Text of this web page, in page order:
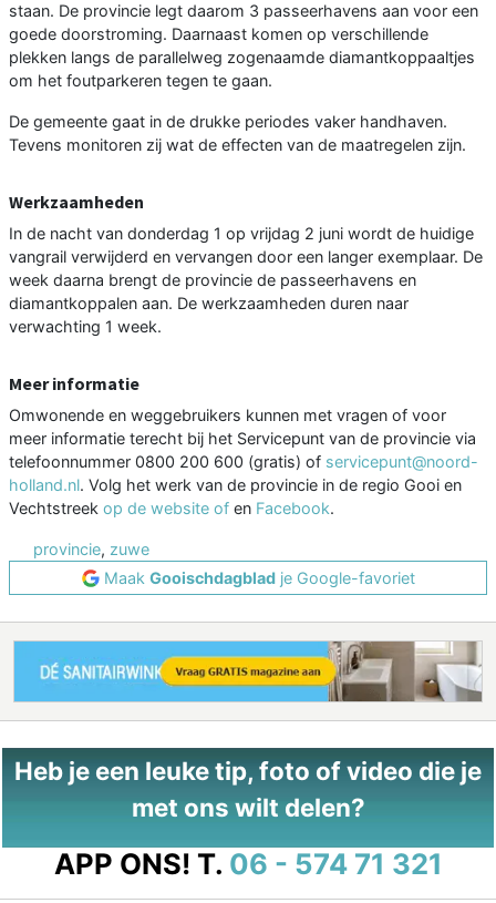
staan. De provincie legt daarom 3 passeerhavens aan voor een
goede doorstroming. Daarnaast komen op verschillende
plekken langs de parallelweg zogenaamde diamantkoppaaltjes
om het foutparkeren tegen te gaan.
De gemeente gaat in de drukke periodes vaker handhaven.
Tevens monitoren zij wat de effecten van de maatregelen zijn.
Werkzaamheden
In de nacht van donderdag 1 op vrijdag 2 juni wordt de huidige
vangrail verwijderd en vervangen door een langer exemplaar. De
week daarna brengt de provincie de passeerhavens en
diamantkoppalen aan. De werkzaamheden duren naar
verwachting 1 week.
Meer informatie
Omwonende en weggebruikers kunnen met vragen of voor
meer informatie terecht bij het Servicepunt van de provincie via
telefoonnummer 0800 200 600 (gratis) of servicepunt@noord-
holland.nl. Volg het werk van de provincie in de regio Gooi en
Vechtstreek op de website of en Facebook.
provincie, zuwe
Maak Gooischdagbladje Google-favoriet
Heb je een leuke tip, foto of video die je
met ons wilt delen?
APP ONS! T. 06 - 574 71 321